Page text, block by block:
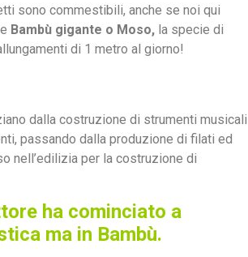
sono commestibili, anche se noi qui
Bambù gigante o Moso, la specie di
di 1 metro al giorno!
dalla costruzione di strumenti musicali
passando dalla produzione di filati ed
nell’edilizia per la costruzione di
ha cominciato a
ma in Bambù.